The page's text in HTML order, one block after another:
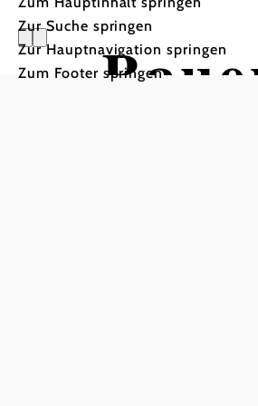
Zur Suche springen
Zur Hauptnavigation springen
Zum Footer springen